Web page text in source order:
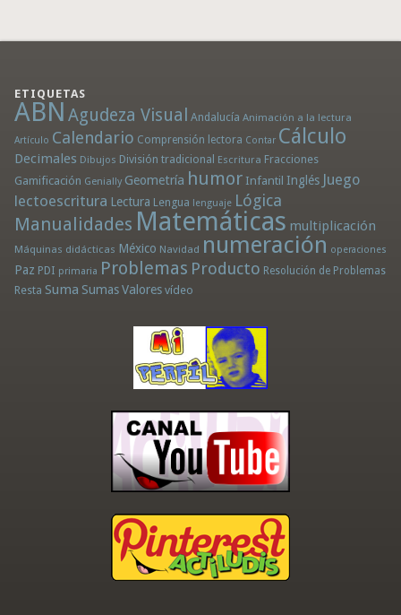
ETIQUETAS
ABN Agudeza Visual Andalucía Animación a la lectura
Artículo Calendario Comprensión lectora Contar Cálculo
Decimales Dibujos División tradicional Escritura Fracciones
Gamificación Genially Geometría humor Infantil Inglés Juego
lectoescritura Lectura Lengua lenguaje Lógica
Manualidades Matemáticas multiplicación
Máquinas didácticas México Navidad numeración operaciones
Paz PDI primaria Problemas Producto Resolución de Problemas
Resta Suma Sumas Valores vídeo